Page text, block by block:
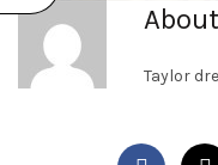
Taylor